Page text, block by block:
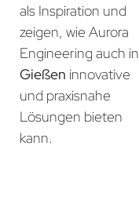
als Inspiration und
zeigen, wie Aurora
Engineering auch in
Gießen innovative
und praxisnahe
Lösungen bieten
kann.